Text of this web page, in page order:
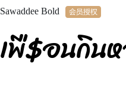
Sawaddee Bold
เพื$อนกิน